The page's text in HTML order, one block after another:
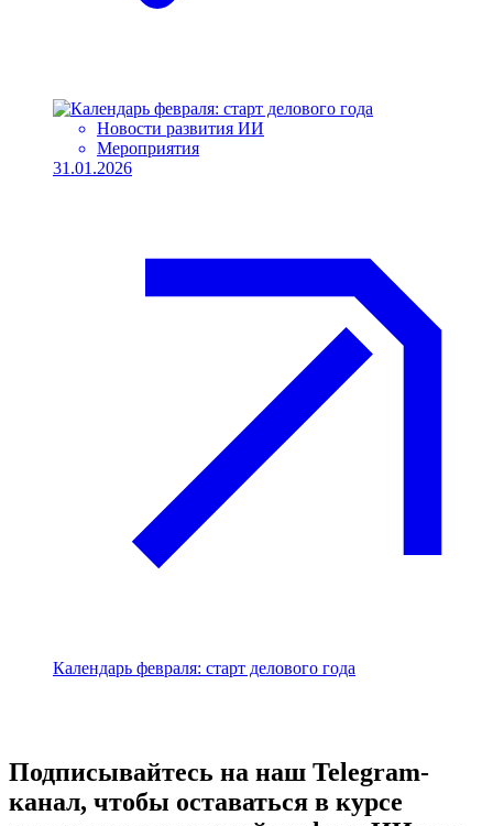
Новости развития ИИ
Мероприятия
31.01.2026
Календарь февраля: старт делового года
Подписывайтесь на наш Telegram-
канал, чтобы оставаться в курсе